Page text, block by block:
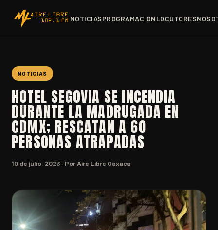
NOTICIASPROGRAMACIÓNLOCUTORES
NOTICIAS
HOTEL SEGOVIA SE INCENDIA
DURANTE LA MADRUGADA EN
CDMX; RESCATAN A 60
PERSONAS ATRAPADAS
10 de julio, 2023 · Por Aire Libre Oaxaca